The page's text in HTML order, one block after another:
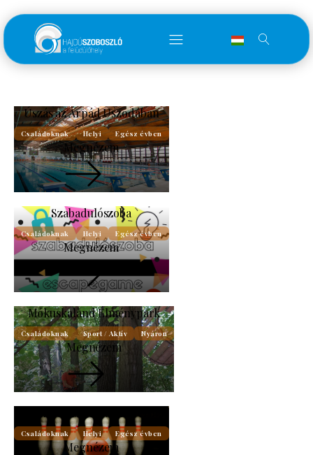
Úszás az Árpád Uszodában
Családoknak Helyi Egész évben
Megnézem
Szabadulószoba
Családoknak Helyi Egész évben
Megnézem
Mókuskaland Élménypark
Családoknak Sport / Aktív Nyáron
Megnézem
Családoknak Helyi Egész évben
Megnézem